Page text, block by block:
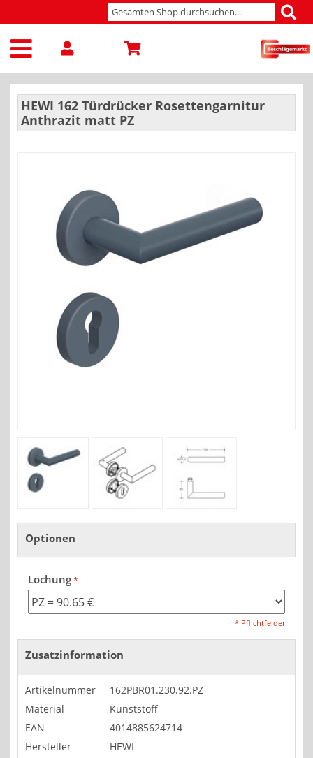
HEWI 162 Türdrücker Rosettengarnitur
Anthrazit matt PZ
Optionen
Lochung
* Pflichtfelder
Zusatzinformation
Artikelnummer
162PBR01.230.92.PZ
Material
Kunststoff
EAN
4014885624714
Hersteller
HEWI